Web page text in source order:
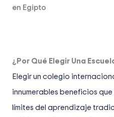
en Egipto
¿Por Qué Elegir Una
Elegir un colegio
innumerables beneficios que
límites del aprendizaje